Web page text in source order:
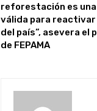
reforestación es una
válida para reactivar
del país”, asevera el
de FEPAMA